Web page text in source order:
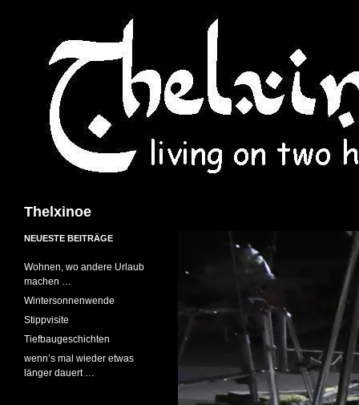
Thelxinoe
NEUESTE BEITRÄGE
Wohnen, wo andere Urlaub
machen …
Wintersonnenwende
Stippvisite
Tiefbaugeschichten
wenn’s mal wieder etwas
länger dauert …